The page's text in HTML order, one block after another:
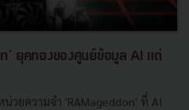
ยุคทองของศูนย์ข้อมูล AI แต่
วยความจำ 'RAMageddon' ที่ AI